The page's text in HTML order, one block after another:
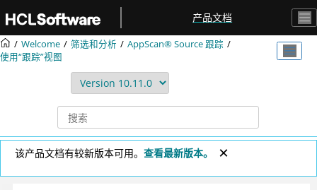
产品文档
Welcome 筛选和分析 AppScan® Source 跟踪
使用“跟踪”视图
该产品文档有较新版本可用。 查看最新版本。